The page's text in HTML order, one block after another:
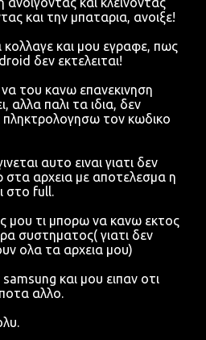
και την μπαταρια, ανοιξε!
κολλαγε και μου εγραφε, πως
δεν εκτελειται!
του κανω επανεκινηση
αλλα παλι τα ιδια, δεν
πληκτρολογησω τον κωδικο
αυτο ειναι γιατι δεν
στα αρχεια με αποτελεσμα η
στο full.
μου τι μπορω να κανω εκτος
συστηματος( γιατι δεν
ολα τα αρχεια μου)
και μου ειπαν οτι
αλλο.